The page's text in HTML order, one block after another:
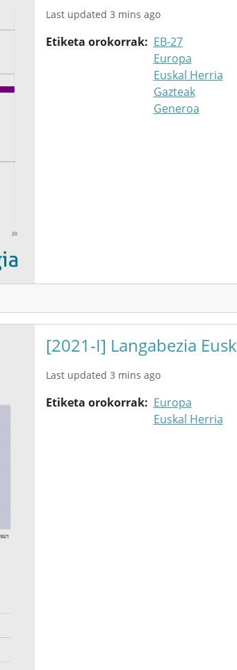
Last updated 3 mins ago
Etiketa orokorrak
EB-27
Europa
Euskal Herria
Gazteak
Generoa
[2021-I] Langabezia
Last updated 3 mins ago
Etiketa orokorrak
Europa
Euskal Herria